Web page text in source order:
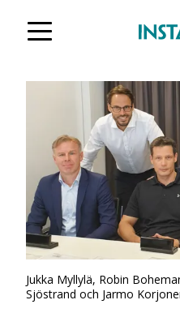
Jukka Myllylä, Robin
Sjöstrand och Jarmo